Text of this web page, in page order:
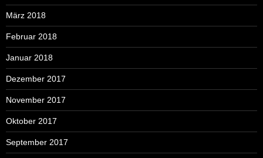
März 2018
Februar 2018
Januar 2018
Dezember 2017
November 2017
Oktober 2017
September 2017